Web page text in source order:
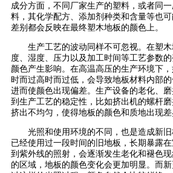
成分方面，不同厂家生产的塑料，或者同
料，其化学配方、添加剂种类和含量等也
差别都会反映在最终塑木地板的颜色上。
生产工艺的波动同样不可忽视。在塑木
度、湿度、压力以及加工时间等工艺参数
颜色产生影响。在高温高压的生产环境下，
时而过高时而过低，会导致地板材料内部的
进而使颜色出现偏差。生产设备的老化、
到生产工艺的稳定性，比如挤出机的螺杆
挤出不均匀，使得地板的颜色和质地出现差
光照和使用环境的不同，也是造成新旧
已经使用过一段时间的旧地板，长期暴露
到紫外线的照射，会逐渐发生老化和褪色
的区域，地板的颜色变化会更加明显。而